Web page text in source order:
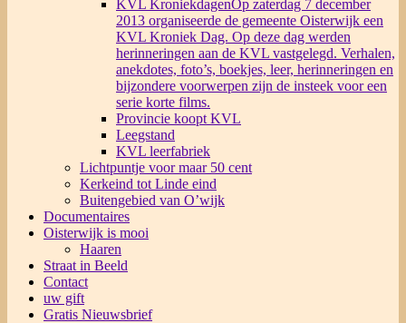
KVL KroniekdagenOp zaterdag 7 december
2013 organiseerde de gemeente Oisterwijk een
KVL Kroniek Dag. Op deze dag werden
herinneringen aan de KVL vastgelegd. Verhalen,
anekdotes, foto’s, boekjes, leer, herinneringen en
bijzondere voorwerpen zijn de insteek voor een
serie korte films.
Provincie koopt KVL
Leegstand
KVL leerfabriek
Lichtpuntje voor maar 50 cent
Kerkeind tot Linde eind
Buitengebied van O’wijk
Documentaires
Oisterwijk is mooi
Haaren
Straat in Beeld
Contact
uw gift
Gratis Nieuwsbrief